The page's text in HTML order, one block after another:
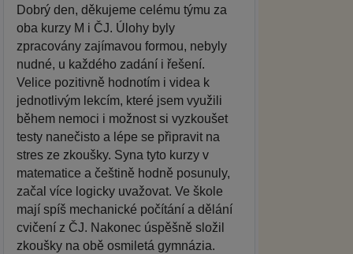
Dobrý den, děkujeme celému týmu za
oba kurzy M i ČJ. Úlohy byly
zpracovány zajímavou formou, nebyly
nudné, u každého zadání i řešení.
Velice pozitivně hodnotím i videa k
jednotlivým lekcím, které jsem využili
během nemoci i možnost si vyzkoušet
testy nanečisto a lépe se připravit na
stres ze zkoušky. Syna tyto kurzy v
matematice a češtině hodně posunuly,
začal více logicky uvažovat. Ve škole
mají spíš mechanické počítání a dělání
cvičení z ČJ. Nakonec úspěšně složil
zkoušky na obě osmiletá gymnázia.